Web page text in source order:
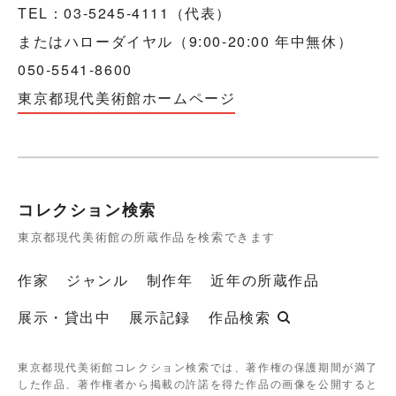
TEL：03-5245-4111（代表）
またはハローダイヤル（9:00-20:00 年中無休）
050-5541-8600
東京都現代美術館ホームページ
コレクション検索
東京都現代美術館の所蔵作品を検索できます
作家 ジャンル 制作年
近年の所蔵作品
展示・貸出中
展示記録 作品検索
東京都現代美術館コレクション検索では、著作権の保護期間が満了
した作品、著作権者から掲載の許諾を得た作品の画像を公開すると